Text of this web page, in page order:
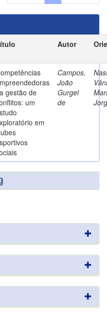
Autor
gestão de
um
em
Campos,
João
Gurgel
de